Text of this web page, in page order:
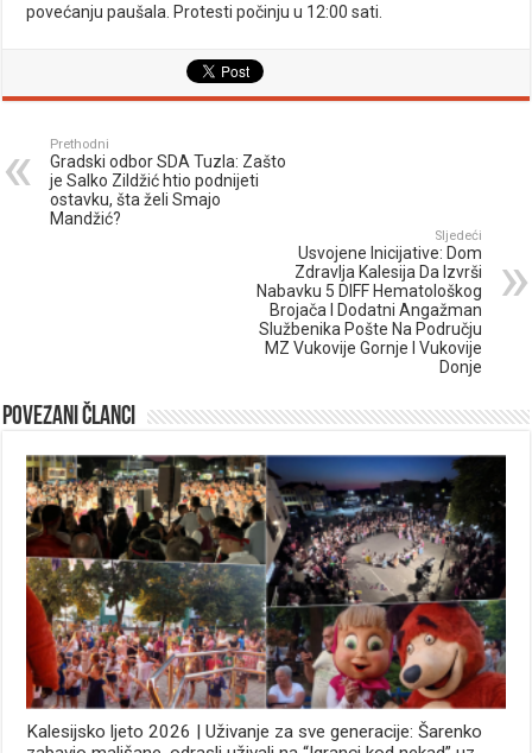
povećanju paušala. Protesti počinju u 12:00 sati.
Prethodni
Gradski odbor SDA Tuzla: Zašto
je Salko Zildžić htio podnijeti
ostavku, šta želi Smajo
Mandžić?
Sljedeći
Usvojene Inicijative: Dom
Zdravlja Kalesija Da Izvrši
Nabavku 5 DIFF Hematološkog
Brojača I Dodatni Angažman
Službenika Pošte Na Području
MZ Vukovije Gornje I Vukovije
Donje
Povezani članci
Kalesijsko ljeto 2026 | Uživanje za sve generacije: Šarenko